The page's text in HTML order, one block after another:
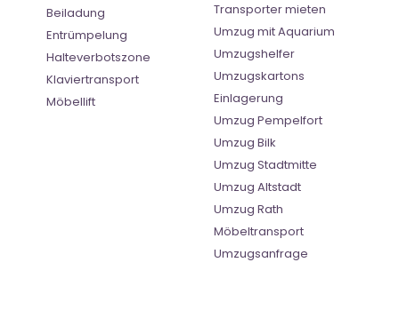
Beiladung
Entrümpelung
Halteverbotszone
Klaviertransport
Möbellift
Transporter mieten
Umzug mit Aquarium
Umzugshelfer
Umzugskartons
Einlagerung
Umzug Pempelfort
Umzug Bilk
Umzug Stadtmitte
Umzug Altstadt
Umzug Rath
Möbeltransport
Umzugsanfrage